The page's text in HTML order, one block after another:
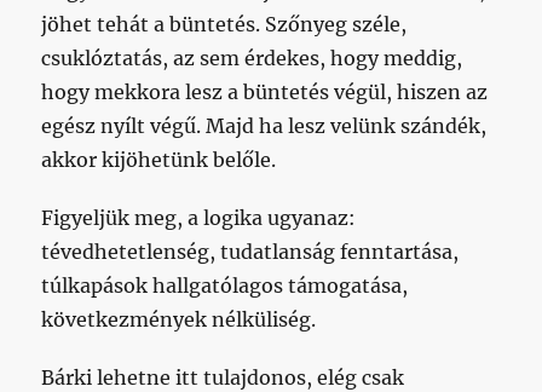
jöhet tehát a büntetés. Szőnyeg széle,
csuklóztatás, az sem érdekes, hogy meddig,
hogy mekkora lesz a büntetés végül, hiszen az
egész nyílt végű. Majd ha lesz velünk szándék,
akkor kijöhetünk belőle.
Figyeljük meg, a logika ugyanaz:
tévedhetetlenség, tudatlanság fenntartása,
túlkapások hallgatólagos támogatása,
következmények nélküliség.
Bárki lehetne itt tulajdonos, elég csak